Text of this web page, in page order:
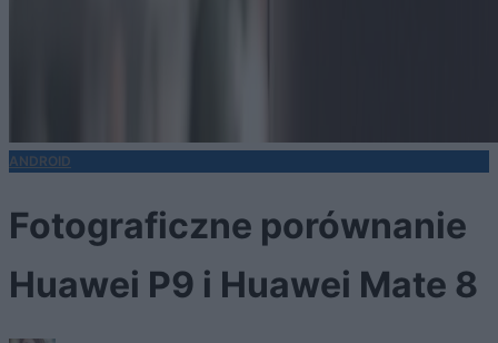
ANDROID
Fotograficzne porównanie
Huawei P9 i Huawei Mate 8